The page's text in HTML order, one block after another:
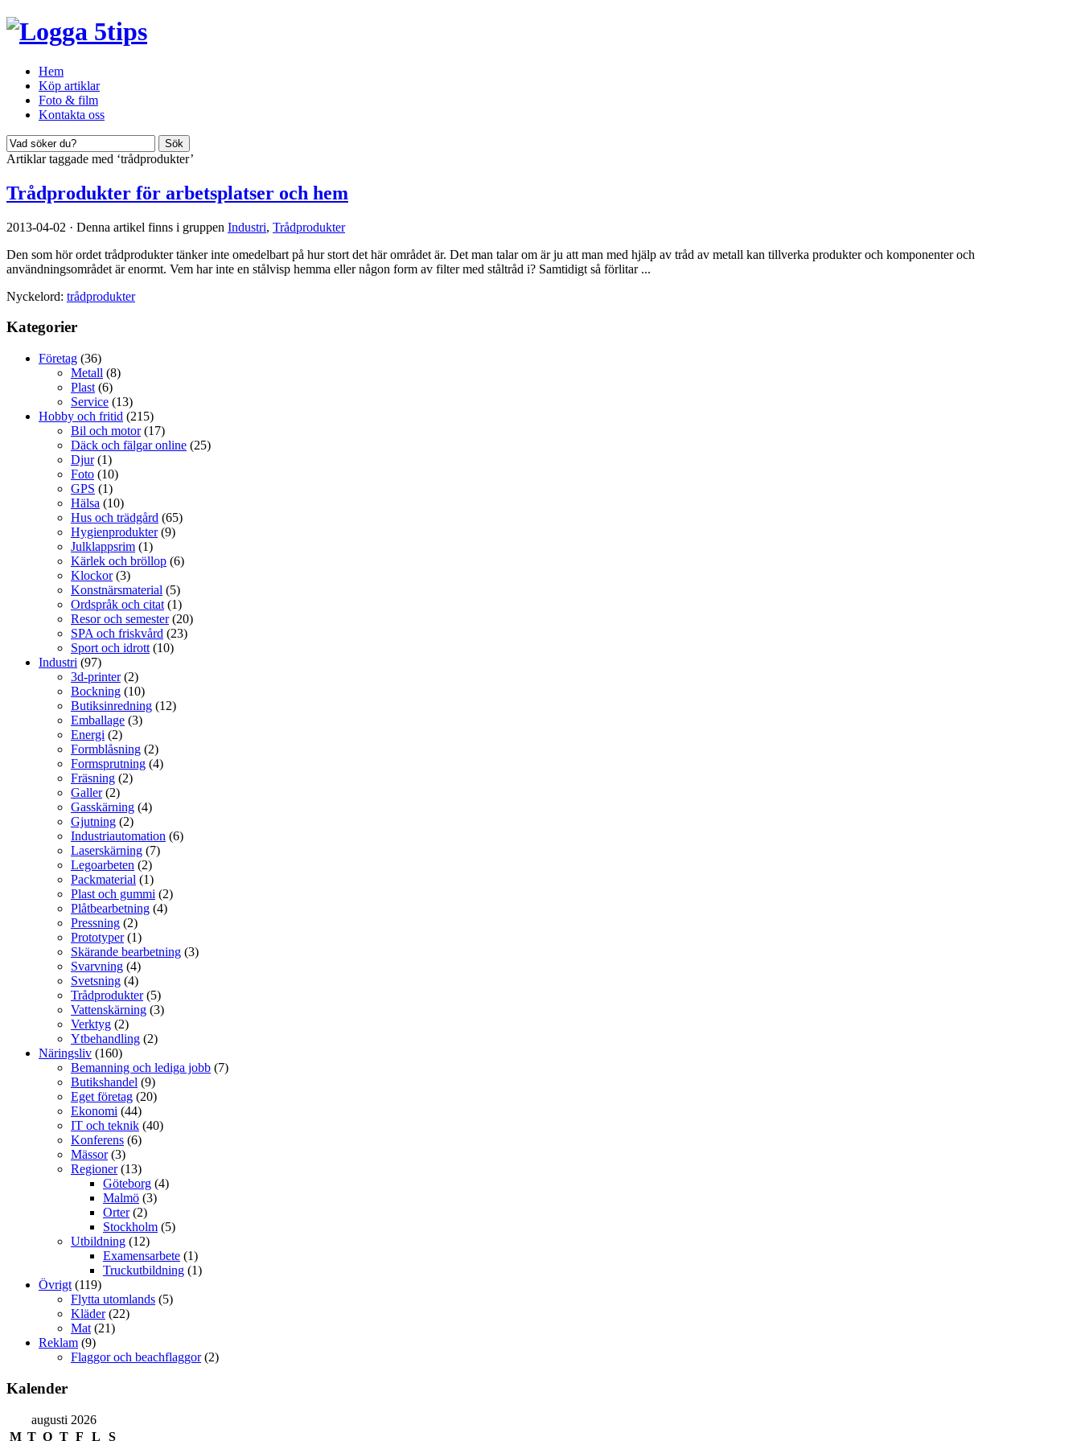
Hem
Köp artiklar
Foto & film
Kontakta oss
Artiklar taggade med ‘trådprodukter’
Trådprodukter för arbetsplatser och hem
2013-04-02 · Denna artikel finns i gruppen Industri, Trådprodukter
Den som hör ordet trådprodukter tänker inte omedelbart på hur stort det här området är. Det man talar om är ju att man med hjälp av tråd av metall kan tillverka produkter och komponenter och
användningsområdet är enormt. Vem har inte en stålvisp hemma eller någon form av filter med ståltråd i? Samtidigt så förlitar ...
Nyckelord: trådprodukter
Kategorier
Företag (36)
Metall (8)
Plast (6)
Service (13)
Hobby och fritid (215)
Bil och motor(17)
Däck och fälgar online (25)
Djur(1)
Foto (10)
GPS (1)
Hälsa (10)
Hus och trädgård (65)
Hygienprodukter(9)
Julklappsrim (1)
Kärlek och bröllop (6)
Klockor(3)
Konstnärsmaterial (5)
Ordspråk och citat (1)
Resor och semester(20)
SPA och friskvård (23)
Sport och idrott (10)
Industri (97)
3d-printer(2)
Bockning (10)
Butiksinredning (12)
Emballage (3)
Energi (2)
Formblåsning (2)
Formsprutning (4)
Fräsning (2)
Galler(2)
Gasskärning (4)
Gjutning (2)
Industriautomation (6)
Laserskärning (7)
Legoarbeten (2)
Packmaterial (1)
Plast och gummi (2)
Plåtbearbetning (4)
Pressning (2)
Prototyper(1)
Skärande bearbetning (3)
Svarvning (4)
Svetsning (4)
Trådprodukter(5)
Vattenskärning (3)
Verktyg (2)
Ytbehandling (2)
Näringsliv (160)
Bemanning och lediga jobb (7)
Butikshandel (9)
Eget företag (20)
Ekonomi (44)
IT och teknik (40)
Konferens (6)
Mässor(3)
Regioner(13)
Göteborg (4)
Malmö (3)
Orter(2)
Stockholm (5)
Utbildning (12)
Examensarbete (1)
Truckutbildning (1)
Övrigt (119)
Flytta utomlands (5)
Kläder(22)
Mat (21)
Reklam (9)
Flaggor och beachflaggor(2)
Kalender
augusti 2026
M T O T F L S